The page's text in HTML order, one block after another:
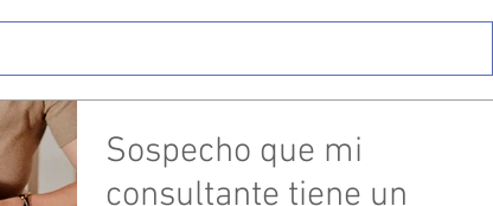
Sospecho que mi
consultante tiene un